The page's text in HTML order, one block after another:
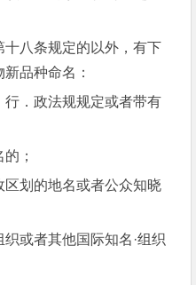
八条规定的以外，有下
品种命名：
．政法规规定或者带有
；
划的地名或者公众知晓
或者其他国际知名·组织